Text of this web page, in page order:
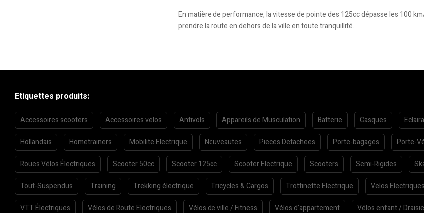
En matière de performance, la vitesse de pointe des 125cc dépasse les 100
prendre la route en dehors de la ville en toute tranquillité.
Etiquettes produits:
Accessoires scooters Accessoires velos Antivols Appareils de Musculation Batterie Casques
Hollandais Hometrainers Mobilite Electrique Nouveautes Pieces Detachees Porte-bagages Porte-
Roues Vélos Électriques Scooter 50cc Scooter 125cc Scooter Electrique Scooters Semi-Rigides
Tout-Suspendus Training Trekking électrique Tricycles & Cargos Trottinette Electrique Velos Electriques
VTT Électriques Vélos de Route Electriques Vélos de ville / Fitness Vélos d’appartement Vélos enfant /